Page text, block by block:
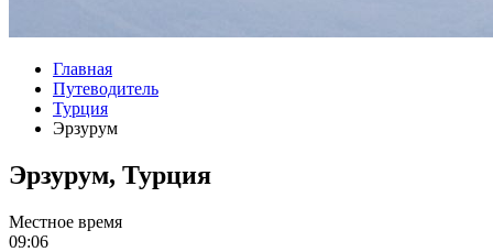
Главная
Путеводитель
Турция
Эрзурум
Эрзурум, Турция
Местное время
09:06